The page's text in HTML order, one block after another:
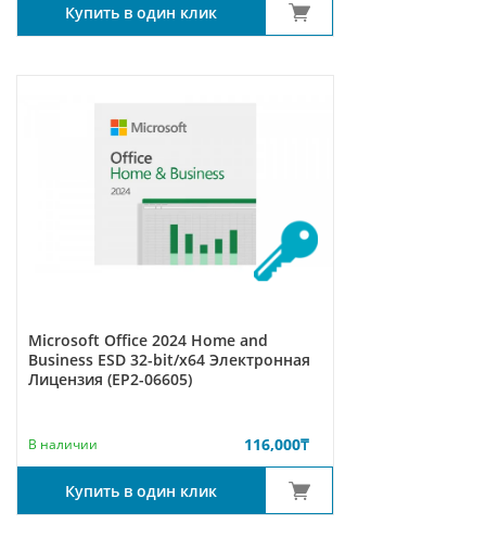
Купить в один клик
Microsoft Office 2024 Home and
Business ESD 32-bit/x64 Электронная
Лицензия (EP2-06605)
В наличии 116,000₸
Купить в один клик